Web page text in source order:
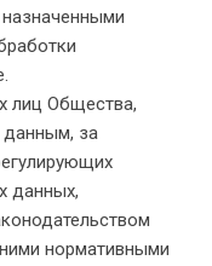
лиц Общества,
за
данных,
нормативными